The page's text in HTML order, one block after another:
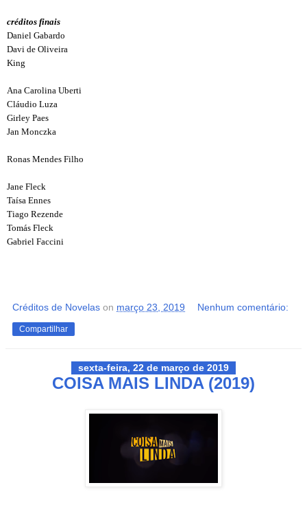
créditos finais
Daniel Gabardo
Davi de Oliveira
King
Ana Carolina Uberti
Cláudio Luza
Girley Paes
Jan Monczka
Ronas Mendes Filho
Jane Fleck
Taísa Ennes
Tiago Rezende
Tomás Fleck
Gabriel Faccini
Créditos de Novelas on março 23, 2019 Nenhum comentário:
Compartilhar
sexta-feira, 22 de março de 2019
COISA MAIS LINDA (2019)